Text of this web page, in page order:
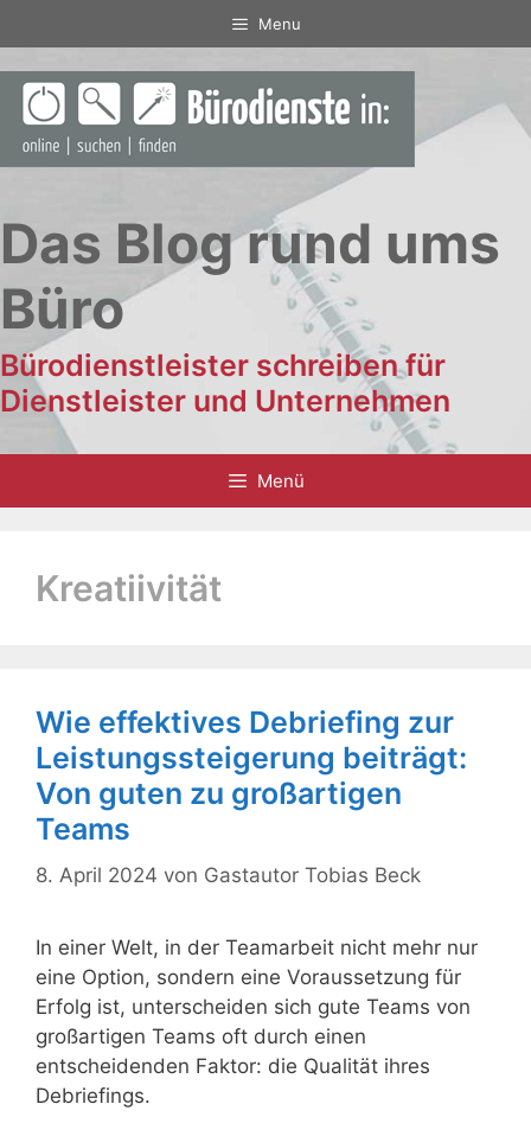
Inhalt
springen
Menu
Das Blog rund ums
Büro
Bürodienstleister schreiben für
Dienstleister und Unternehmen
Menü
Kreatiivität
Wie effektives Debriefing zur
Leistungssteigerung beiträgt:
Von guten zu großartigen
Teams
8. April 2024 von Gastautor Tobias Beck
In einer Welt, in der Teamarbeit nicht mehr nur
eine Option, sondern eine Voraussetzung für
Erfolg ist, unterscheiden sich gute Teams von
großartigen Teams oft durch einen
entscheidenden Faktor: die Qualität ihres
Debriefings.